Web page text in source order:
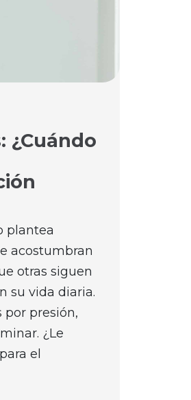
¿Cuándo
plantea
acostumbran
otras siguen
su vida diaria.
por presión,
¿Le
el